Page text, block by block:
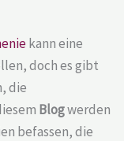
kann eine
doch es gibt
die
Blogwerden
befassen, die